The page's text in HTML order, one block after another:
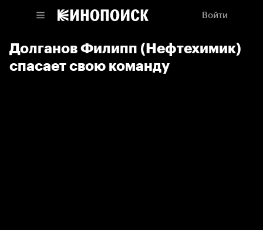
Войти
Долганов Филипп (Нефтехимик)
спасает свою команду